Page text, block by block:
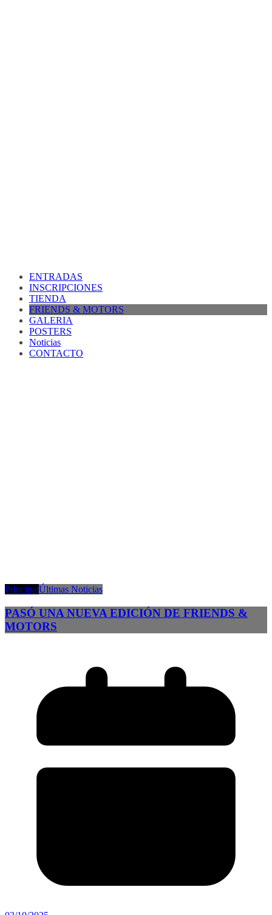
ENTRADAS
INSCRIPCIONES
TIENDA
FRIENDS & MOTORS
GALERIA
POSTERS
Noticias
CONTACTO
PrincipalÚltimas Noticias
PASÓ UNA NUEVA EDICIÓN DE FRIENDS &
MOTORS